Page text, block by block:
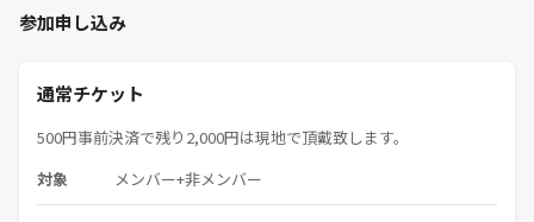
参加申し込み
通常チケット
500円事前決済で残り2,000円は現地で頂戴致します。
対象 メンバー+非メンバー